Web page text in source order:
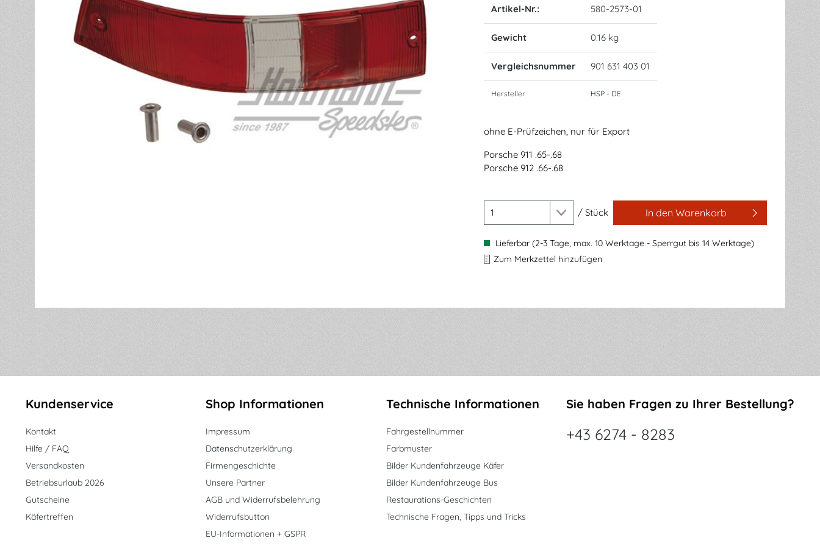
Artikel-Nr.: 580-2573-01
Gewicht 0.16 kg
Vergleichsnummer 901 631 403 01
Hersteller HSP - DE
ohne E-Prüfzeichen, nur für Export
Porsche 911 .65-.68
Porsche 912 .66-.68
/ Stück In den Warenkorb
Lieferbar (2-3 Tage, max. 10 Werktage - Sperrgut bis 14 Werktage)
Zum Merkzettel hinzufügen
Kundenservice
Kontakt
Hilfe / FAQ
Versandkosten
Betriebsurlaub 2026
Gutscheine
Käfertreffen
Shop Informationen
Impressum
Datenschutzerklärung
Firmengeschichte
Unsere Partner
AGB und Widerrufsbelehrung
Widerrufsbutton
EU-Informationen + GSPR
Technische Informationen
Fahrgestellnummer
Farbmuster
Bilder Kundenfahrzeuge Käfer
Bilder Kundenfahrzeuge Bus
Restaurations-Geschichten
Technische Fragen, Tipps und Tricks
Sie haben Fragen zu Ihrer Bestellung?
+43 6274 - 8283